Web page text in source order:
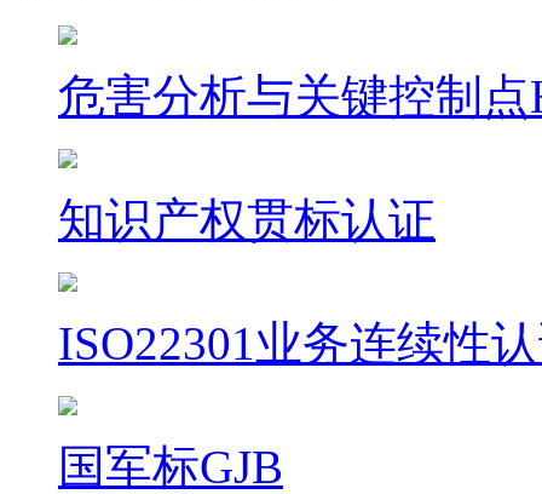
危害分析与关键控制点
知识产权贯标认证
ISO22301业务连续性
国军标GJB